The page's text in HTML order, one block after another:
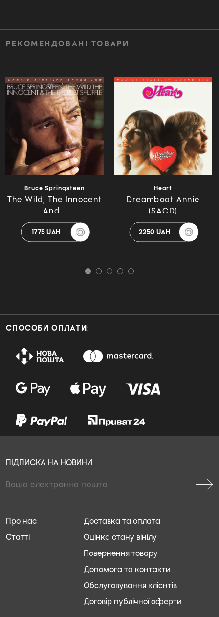
РЕКОМЕНДОВАНІ ТОВАРИ
Bruce Springsteen
The Wild, The Innocent
And...
1775 UAH
Heart
Dreamboat Annie
(SACD)
2250 UAH
СПОСОБИ ОПЛАТИ:
Доставка та оплата
Оцінка стану вінілу
Повернення товару
Допомога та контакти
Обслуговування клієнтів
Договір публічної оферти
Про нас
Статті
ПІДПИСКА НА НОВИНИ